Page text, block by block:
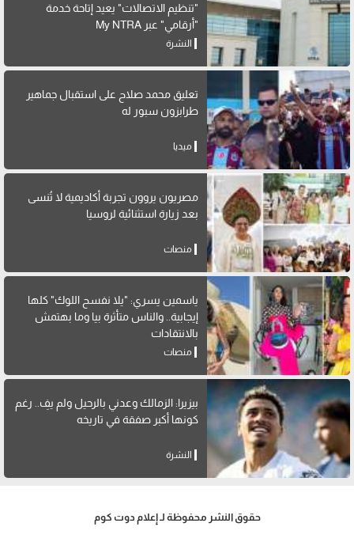
"تنظيم الاتصالات" يعيد إتاحة خدمة
"أرقامي" عبر My NTRA
النشرة
تعليق محمد صلاح على استقبال جماهير
طرابزون سبور له
ميديا
مصريون يروون تجربة أكاديمية لا تُنسى
بعد زيارة استثنائية لروسيا
منصات
ياسمين يسري: "يلا نفسح اللوك" كلها
إيجابية.. والناس متأثرة بيا وما بهتمش
بالانتقادات
منصات
بيزيرا: الزمالك وعدني بالرحيل ولم يفِ.. رغم
كونها أكبر صفقة في تاريخه
النشرة
حقوق النشر محفوظة لـ إعلام دوت كوم